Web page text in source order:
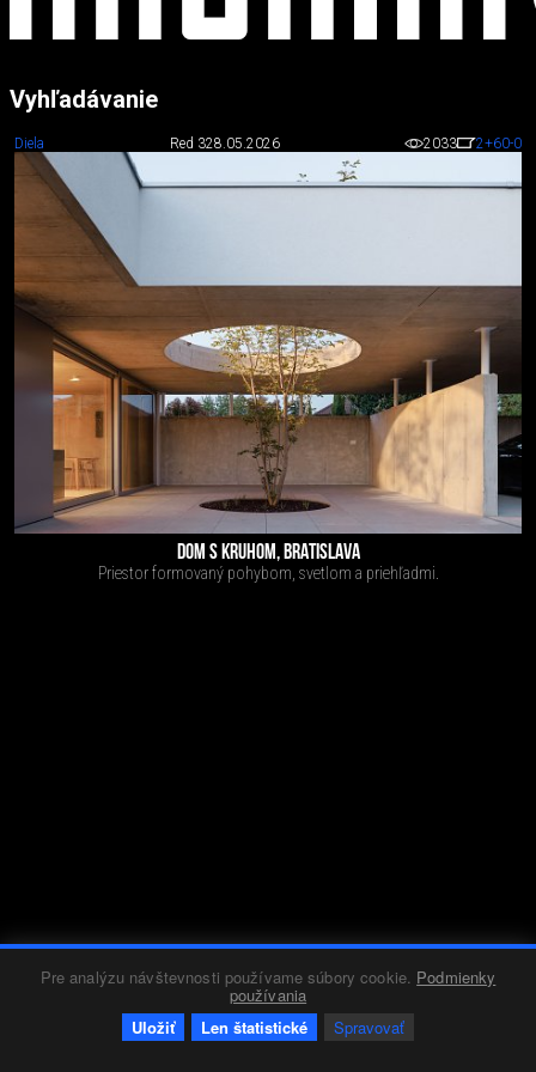
Pre analýzu návštevnosti používame súbory cookie. Podmienky
používania
Uložiť
Len štatistické Spravovať
Vyhľadávanie
Diela Red 328.05.2026 2033 2+60-0
DOM S KRUHOM, BRATISLAVA
Priestor formovaný pohybom, svetlom a priehľadmi.